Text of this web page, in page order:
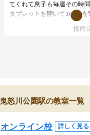
てくれて息子も毎週その時
タブレットを開いてzoomを
ました！5科目なんでもOK
投稿
鬼怒川公園駅の教室一覧
オンライン校 詳しく見る